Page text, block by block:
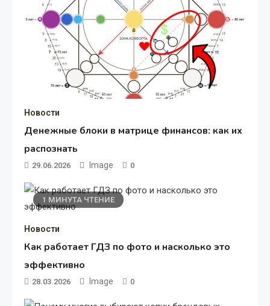
Новости
Денежные блоки в матрице финансов: как их
распознать
29.06.2026 Image 0
1 МИНУТА ЧТЕНИЕ
Новости
Как работает ГДЗ по фото и насколько это
эффективно
28.03.2026 Image 0